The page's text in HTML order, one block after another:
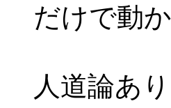
だけで動
人道論あ